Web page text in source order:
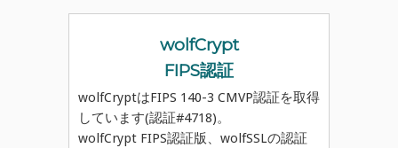
wolfCrypt
FIPS認証
wolfCryptはFIPS 140-3 CMVP認証を取得
しています(認証#4718)。
wolfCrypt FIPS認証版、wolfSSLの認証